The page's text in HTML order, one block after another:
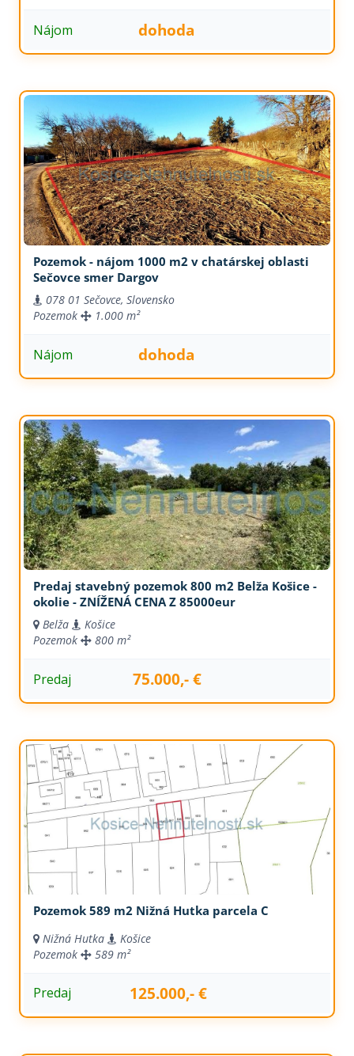
Nájom dohoda
Pozemok - nájom 1000 m2 v chatárskej oblasti
Sečovce smer Dargov
078 01 Sečovce, Slovensko
Pozemok
1.000 m²
Nájom dohoda
Predaj stavebný pozemok 800 m2 Belža Košice -
okolie - ZNÍŽENÁ CENA Z 85000eur
Belža
Košice
Pozemok
800 m²
Predaj 75.000,- €
Pozemok 589 m2 Nižná Hutka parcela C
Nižná Hutka
Košice
Pozemok
589 m²
Predaj 125.000,- €